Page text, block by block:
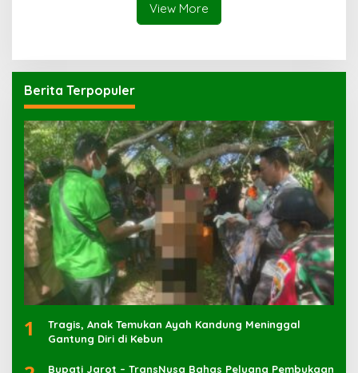
View More
Berita Terpopuler
1
Tragis, Anak Temukan Ayah Kandung Meninggal
Gantung Diri di Kebun
Bupati Jarot – TransNusa Bahas Peluang Pembukaan